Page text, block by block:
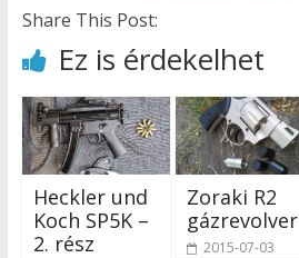
Share This Post:
Ez is érdekelhet
Heckler und
Koch SP5K –
2. rész
Zoraki R2
gázrevolver
2015-07-03